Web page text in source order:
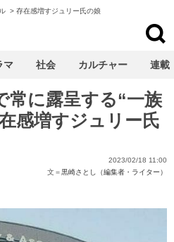
> 存在感増すジュリー氏の娘
常に露呈する“一族
感増すジュリー氏
2023/02/18 11:00
文＝黒崎さとし（編集者・ライター）
マ 社会 カルチャー 連載